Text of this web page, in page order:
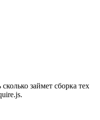
займет сборка тех